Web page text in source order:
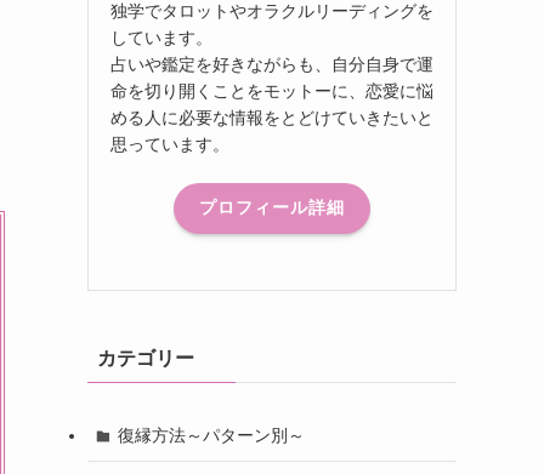
独学でタロットやオラクルリーディングを
しています。
占いや鑑定を好きながらも、自分自身で運
命を切り開くことをモットーに、恋愛に悩
める人に必要な情報をとどけていきたいと
思っています。
プロフィール詳細
カテゴリー
復縁方法～パターン別～